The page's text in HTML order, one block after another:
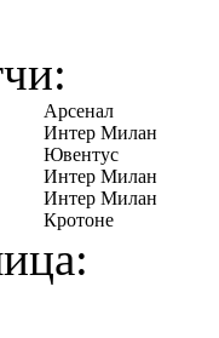
Арсенал
Интер Милан
Ювентус
Интер Милан
Интер Милан
Кротоне